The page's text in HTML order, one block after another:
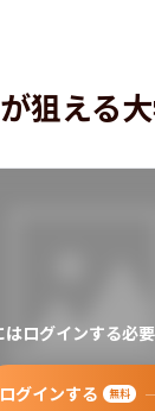
狙える
ログインする必要
ログインする 無料